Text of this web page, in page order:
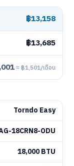
฿13,158
฿13,685
≈ ฿1,501/เดือน
Torndo Easy
18CRN8-ODU
18,000 BTU